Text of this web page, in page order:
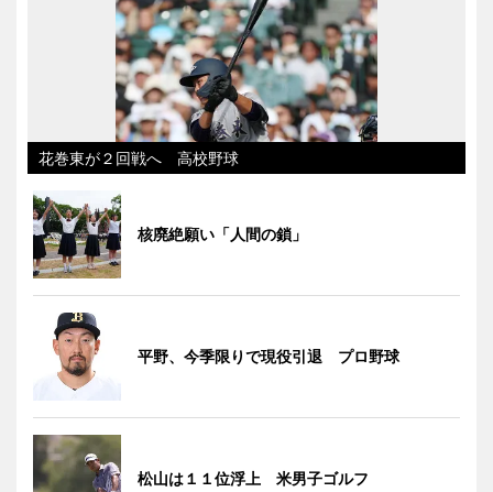
花巻東が２回戦へ 高校野球
核廃絶願い「人間の鎖」
平野、今季限りで現役引退 プロ野球
松山は１１位浮上 米男子ゴルフ